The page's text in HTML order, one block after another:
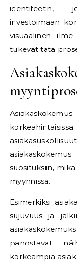
identiteetin,
investoimaan
visuaalinen
tukevat tätä
suosituksiin,
myynnissä.
Esimerkiksi
sujuvuus ja
panostavat
korkeampia